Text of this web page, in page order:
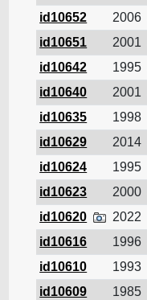
id10652
2006
id10651
2001
id10642
1995
id10640
2001
id10635
1998
id10629
2014
id10624
1995
id10623
2000
id10620
2022
id10616
1996
id10610
1993
id10609
1985